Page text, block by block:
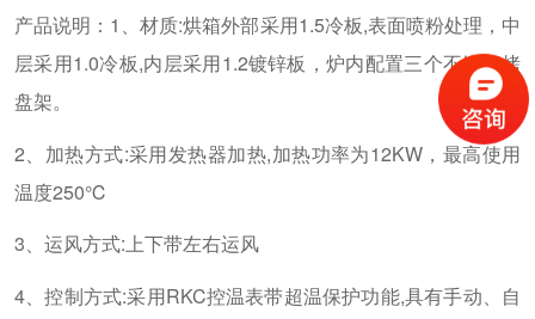
产品说明：1、材质:烘箱外部采用1.5冷板,表面喷粉处理，中
层采用1.0冷板,内层采用1.2镀锌板，炉内配置三个不锈钢烤
盘架。
2、加热方式:采用发热器加热,加热功率为12KW，最高使用
温度250℃
3、运风方式:上下带左右运风
4、控制方式:采用RKC控温表带超温保护功能,具有手动、自